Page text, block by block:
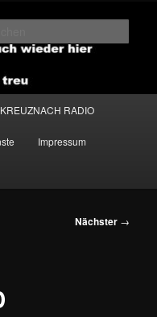
KREUZNACH RADIO
Impressum
Nächster →